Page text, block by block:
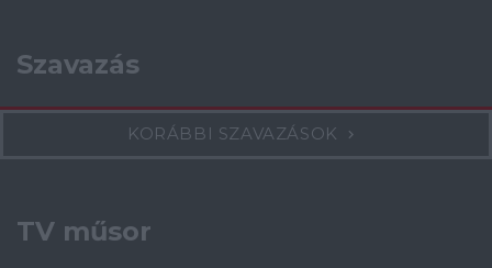
Szavazás
KORÁBBI SZAVAZÁSOK
TV műsor